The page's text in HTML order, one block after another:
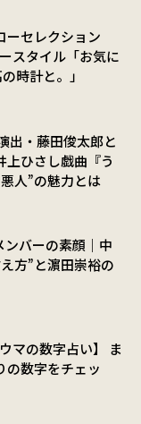
ーセレクション
スタイル「お気に
時計と。」
出・藤田俊太郎と
上ひさし戯曲『う
人”の魅力とは
ンバーの素顔｜中
方”と濵田崇裕の
マの数字占い】 ま
の数字をチェッ